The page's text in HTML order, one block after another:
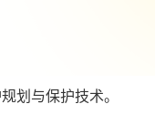
划与保护技术。